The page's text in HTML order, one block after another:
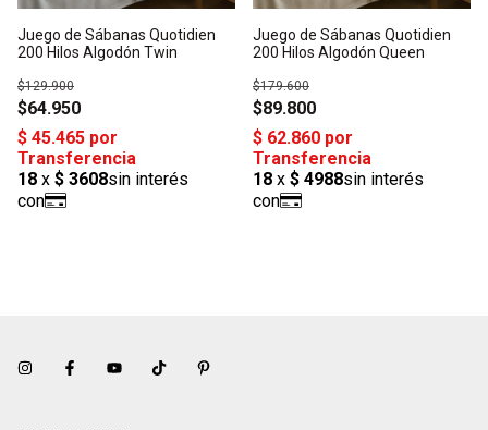
Juego de Sábanas Quotidien
200 Hilos Algodón Twin
$64.950
$129.900
Juego de Sábanas Quotidien
200 Hilos Algodón Queen
$89.800
$179.600